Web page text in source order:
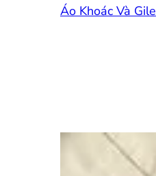
Áo Khoác Và Gile